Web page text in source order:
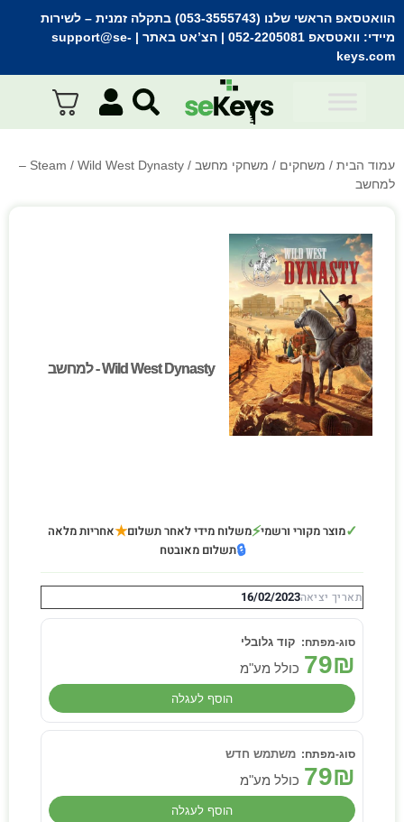
הוואטסאפ הראשי שלנו (053-3555743) בתקלה זמנית
– לשירות
מיידי: וואטסאפ 052-2205081 | הצ’אט באתר | support@se-
keys.com
עמוד הבית / משחקים / משחקי מחשב /
Steam
/ Wild West Dynasty –
למחשב
Wild West Dynasty - למחשב
Wild West Dynasty - למחשב
✓מוצר מקורי ורשמי⚡משלוח מידי לאחר תשלום★אחריות מלאה
🔒תשלום מאובטח
תאריך יציאה16/02/2023
קוד גלובלי
79₪ כולל מע"מ
הוסף לעגלה
משתמש חדש
79₪ כולל מע"מ
הוסף לעגלה